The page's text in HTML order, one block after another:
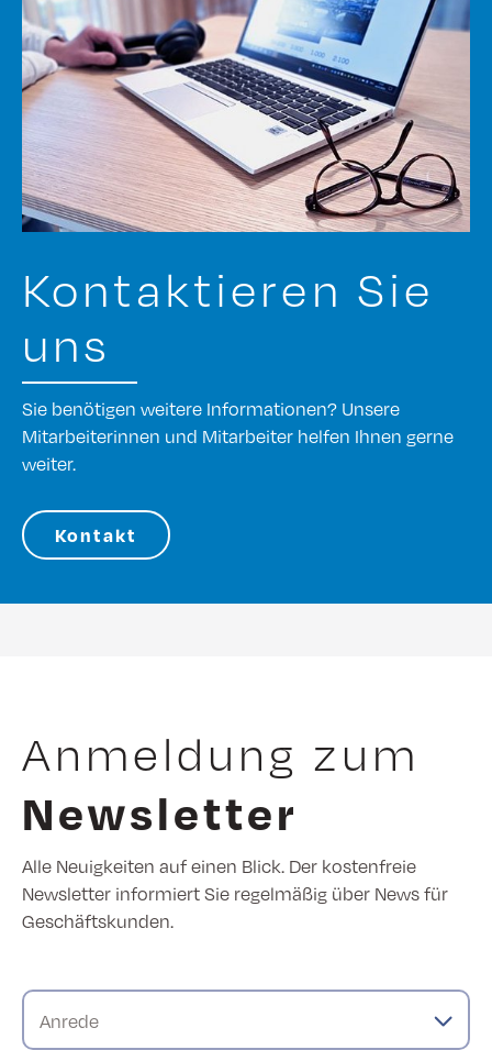
Kontaktieren Sie
uns
Sie benötigen weitere Informationen? Unsere
Mitarbeiterinnen und Mitarbeiter helfen Ihnen gerne
weiter.
Kontakt
Anmeldung zum
Newsletter
Alle Neuigkeiten auf einen Blick. Der kostenfreie
Newsletter informiert Sie regelmäßig über News für
Geschäftskunden.
Anrede